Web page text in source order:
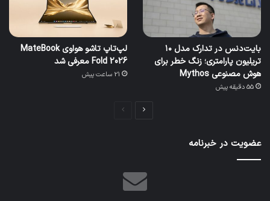
بایت‌دنس در تدارک مدل ۱۰
تریلیون پارامتری؛ زنگ خطر برای
هوش مصنوعی Mythos
55 دقیقه پیش
لپ‌تاپ تاشو هواوی MateBook
Fold 2026 معرفی شد
21 ساعت پیش
عضویت در خبرنامه